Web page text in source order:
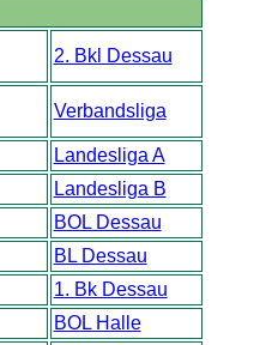
2. Bkl Dessau
Verbandsliga
Landesliga A
Landesliga B
BOL Dessau
BL Dessau
1. Bk Dessau
BOL Halle